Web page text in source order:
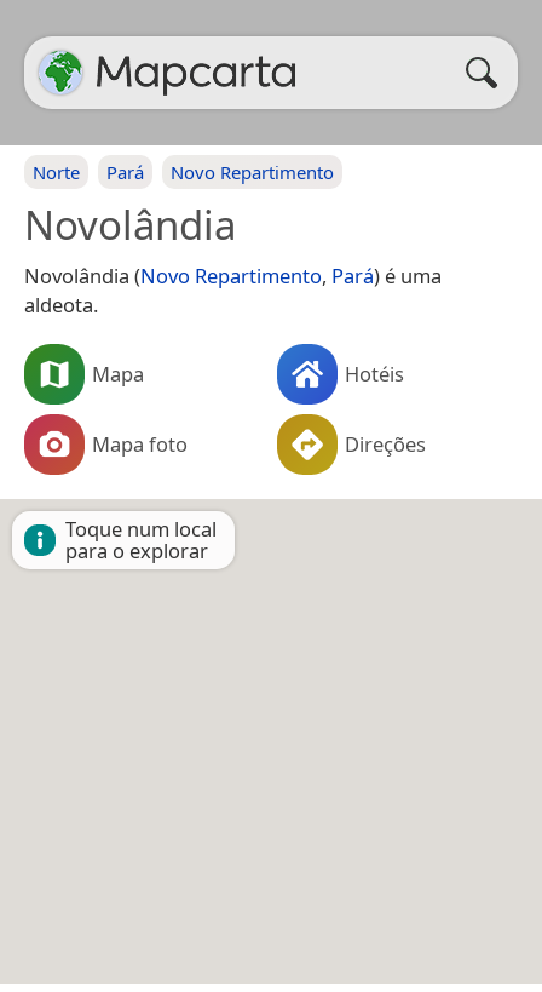
Norte Pará Novo Repartimento
Novolândia
Novolândia (Novo Repartimento, Pará) é uma
aldeota.
Mapa Hotéis
Mapa foto Direções
Toque num local
para o explorar